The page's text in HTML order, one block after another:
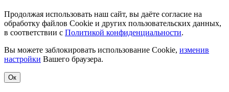
Продолжая использовать наш сайт, вы даёте согласие на
обработку файлов Cookie и других пользовательских данных,
в соответствии с Политикой конфиденциальности.
Вы можете заблокировать использование Cookie, изменив
настройки Вашего браузера.
Ок